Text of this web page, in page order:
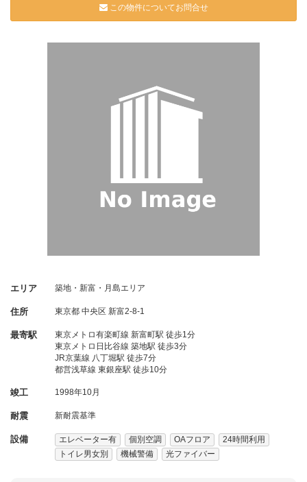
この物件についてお問合せ
エリア 築地・新富・月島エリア
住所 東京都 中央区 新富2-8-1
最寄駅
東京メトロ有楽町線 新富町駅 徒歩1分
東京メトロ日比谷線 築地駅 徒歩3分
JR京葉線 八丁堀駅 徒歩7分
都営浅草線 東銀座駅 徒歩10分
竣工 1998年10月
耐震 新耐震基準
設備 エレベーター有 個別空調 OAフロア
24時間利用
トイレ男女別
機械警備 光ファイバー